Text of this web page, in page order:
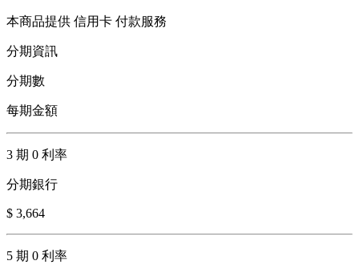
本商品提供 信用卡 付款服務
分期資訊
分期數
每期金額
3 期 0 利率
分期銀行
$ 3,664
5 期 0 利率